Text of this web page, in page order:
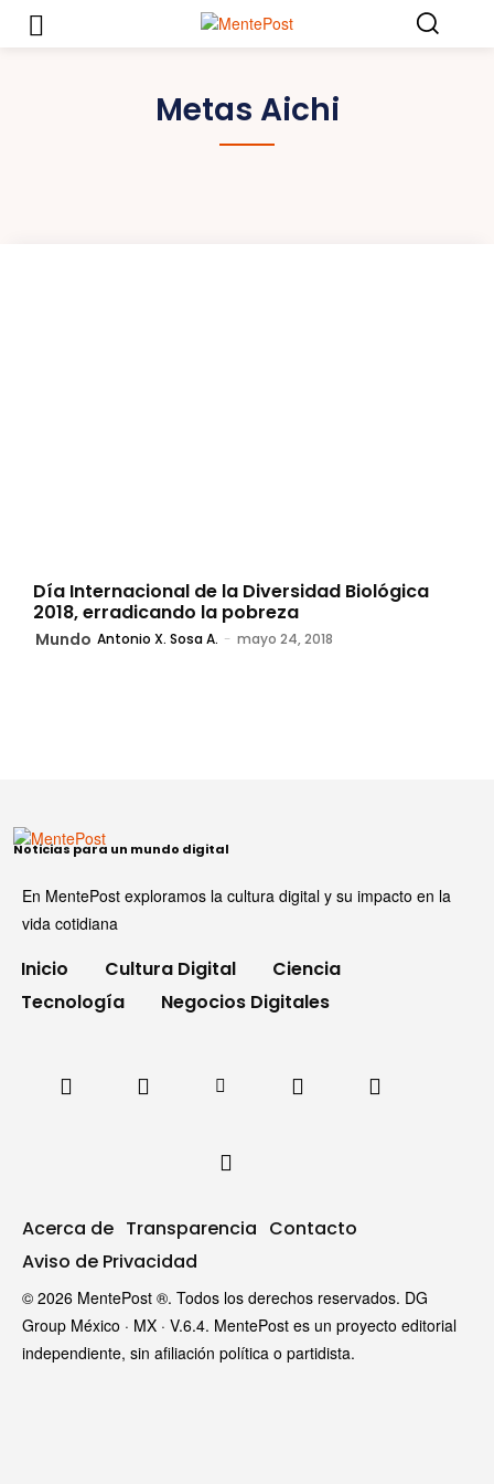
Metas Aichi
Día Internacional de la Diversidad Biológica
2018, erradicando la pobreza
Mundo Antonio X. Sosa A. - mayo 24, 2018
Noticias para un mundo digital
En MentePost exploramos la cultura digital y su impacto en la
vida cotidiana
Inicio Cultura Digital
Ciencia
Tecnología
Negocios Digitales
Acerca de Transparencia Contacto
Aviso de Privacidad
© 2026 MentePost ®. Todos los derechos reservados. DG
Group México · MX · V.6.4. MentePost es un proyecto editorial
independiente, sin afiliación política o partidista.